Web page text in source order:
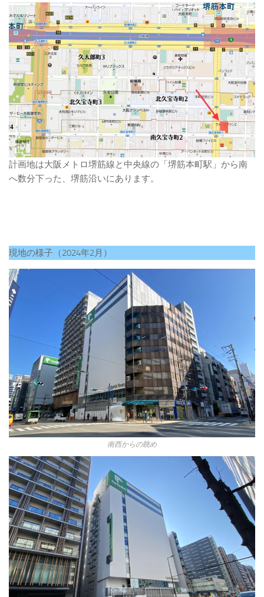
計画地は大阪メトロ堺筋線と中央線の「堺筋本町駅」から南
へ数分下った、堺筋沿いにあります。
現地の様子（2024年2月）
南西からの眺め